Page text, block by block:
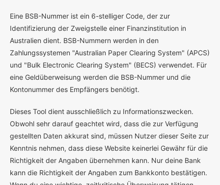
Eine BSB-Nummer ist ein 6-stelliger Code, der zur
Identifizierung der Zweigstelle einer Finanzinstitution in
Australien dient. BSB-Nummern werden in den
Zahlungssystemen "Australian Paper Clearing System" (APCS)
und "Bulk Electronic Clearing System" (BECS) verwendet. Für
eine Geldüberweisung werden die BSB-Nummer und die
Kontonummer des Empfängers benötigt.
Dieses Tool dient ausschließlich zu Informationszwecken.
Obwohl sehr darauf geachtet wird, dass die zur Verfügung
gestellten Daten akkurat sind, müssen Nutzer dieser Seite zur
Kenntnis nehmen, dass diese Website keinerlei Gewähr für die
Richtigkeit der Angaben übernehmen kann. Nur deine Bank
kann die Richtigkeit der Angaben zum Bankkonto bestätigen.